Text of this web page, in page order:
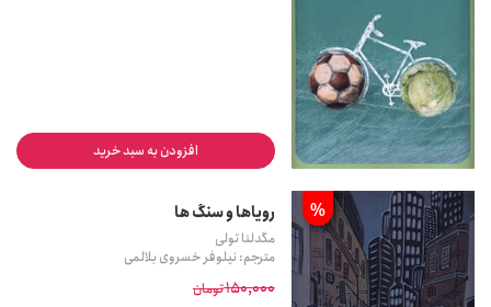
افزودن به سبد خرید
% رویاها و سنگ ها
مگدلنا تولی
مترجم: نیلوفر خسروی بلالمی
150,000تومان